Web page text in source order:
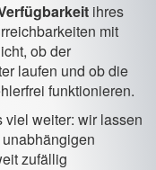
ihres
mit
ob der
laufen und ob die
funktionieren.
viel weiter: wir lassen
zufällig